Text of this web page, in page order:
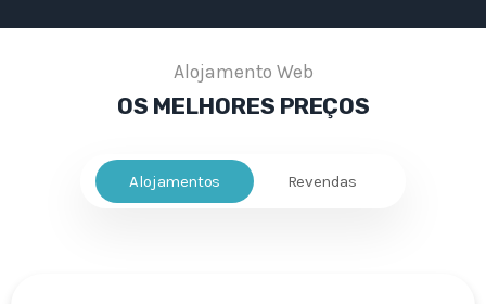
Alojamento Web
OS MELHORES PREÇOS
Alojamentos Revendas